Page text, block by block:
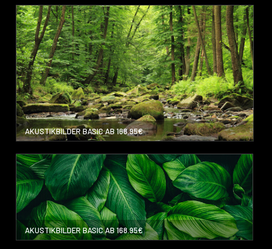
AKUSTIKBILDER BASIC AB 168.95€
AKUSTIKBILDER BASIC AB 168.95€